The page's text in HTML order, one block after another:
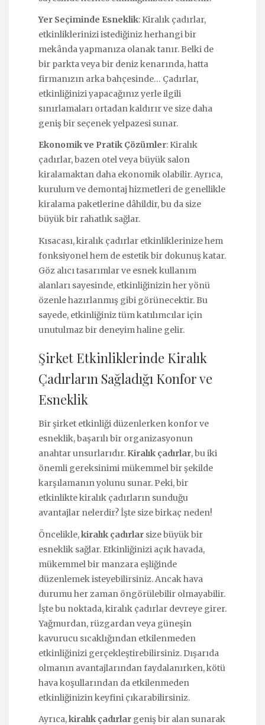
Yer Seçiminde Esneklik: Kiralık çadırlar,
etkinliklerinizi istediğiniz herhangi bir
mekânda yapmanıza olanak tanır. Belki de
bir parkta veya bir deniz kenarında, hatta
firmanızın arka bahçesinde… Çadırlar,
etkinliğinizi yapacağınız yerle ilgili
sınırlamaları ortadan kaldırır ve size daha
geniş bir seçenek yelpazesi sunar.
Ekonomik ve Pratik Çözümler: Kiralık
çadırlar, bazen otel veya büyük salon
kiralamaktan daha ekonomik olabilir. Ayrıca,
kurulum ve demontaj hizmetleri de genellikle
kiralama paketlerine dâhildir, bu da size
büyük bir rahatlık sağlar.
Kısacası, kiralık çadırlar etkinliklerinize hem
fonksiyonel hem de estetik bir dokunuş katar.
Göz alıcı tasarımlar ve esnek kullanım
alanları sayesinde, etkinliğinizin her yönü
özenle hazırlanmış gibi görünecektir. Bu
sayede, etkinliğiniz tüm katılımcılar için
unutulmaz bir deneyim haline gelir.
Şirket Etkinliklerinde Kiralık
Çadırların Sağladığı Konfor ve
Esneklik
Bir şirket etkinliği düzenlerken konfor ve
esneklik, başarılı bir organizasyonun
anahtar unsurlarıdır. Kiralık çadırlar, bu iki
önemli gereksinimi mükemmel bir şekilde
karşılamanın yolunu sunar. Peki, bir
etkinlikte kiralık çadırların sunduğu
avantajlar nelerdir? İşte size birkaç neden!
Öncelikle,kiralık çadırlar size büyük bir
esneklik sağlar. Etkinliğinizi açık havada,
mükemmel bir manzara eşliğinde
düzenlemek isteyebilirsiniz. Ancak hava
durumu her zaman öngörülebilir olmayabilir.
İşte bu noktada, kiralık çadırlar devreye girer.
Yağmurdan, rüzgardan veya güneşin
kavurucu sıcaklığından etkilenmeden
etkinliğinizi gerçekleştirebilirsiniz. Dışarıda
olmanın avantajlarından faydalanırken, kötü
hava koşullarından da etkilenmeden
etkinliğinizin keyfini çıkarabilirsiniz.
Ayrıca,kiralık çadırlar geniş bir alan sunarak